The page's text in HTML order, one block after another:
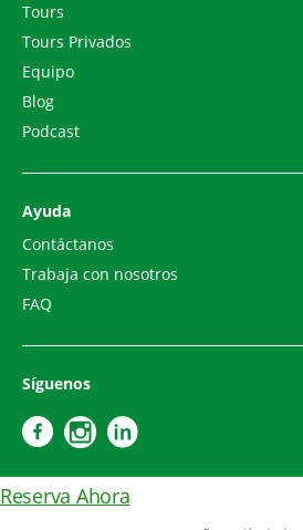
Tours
Tours Privados
Equipo
Blog
Podcast
Ayuda
Contáctanos
Trabaja con nosotros
FAQ
Síguenos
Reserva Ahora